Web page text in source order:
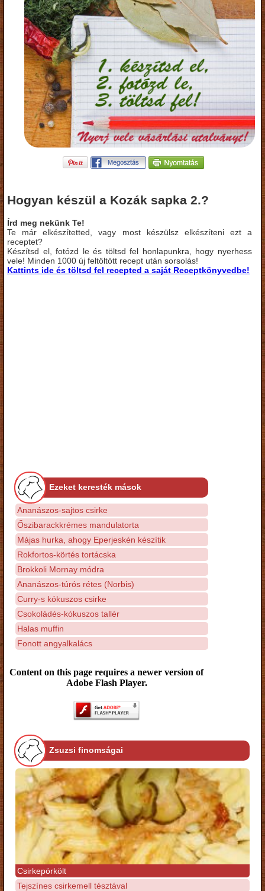
Hogyan készül a Kozák sapka 2.?
Írd meg nekünk Te!
Te már elkészítetted, vagy most készülsz elkészíteni ezt a
receptet?
Készítsd el, fotózd le és töltsd fel honlapunkra, hogy nyerhess
vele! Minden 1000 új feltöltött recept után sorsolás!
Kattints ide és töltsd fel recepted a saját Receptkönyvedbe!
Ezeket keresték mások
Ananászos-sajtos csirke
Őszibarackkrémes mandulatorta
Májas hurka, ahogy Eperjeskén készítik
Rokfortos-körtés tortácska
Brokkoli Mornay módra
Ananászos-túrós rétes (Norbis)
Curry-s kókuszos csirke
Csokoládés-kókuszos tallér
Halas muffin
Fonott angyalkalács
Content on this page requires a newer version of
Adobe Flash Player.
Zsuzsi finomságai
Csirkepörkölt
Tejszínes csirkemell tésztával